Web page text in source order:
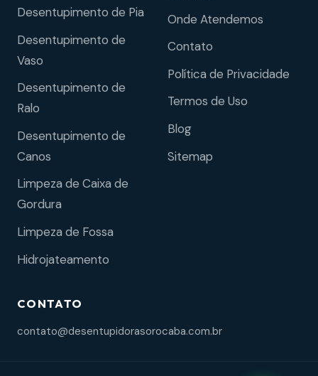
Desentupimento de Pia
Desentupimento de
Vaso
Desentupimento de
Ralo
Desentupimento de
Canos
Limpeza de Caixa de
Gordura
Limpeza de Fossa
Hidrojateamento
Onde Atendemos
Contato
Política de Privacidade
Termos de Uso
Blog
Sitemap
CONTATO
contato@desentupidorasorocaba.com.br